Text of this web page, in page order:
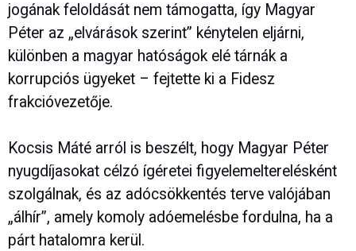
jogának feloldását nem támogatta, így Magyar
Péter az „elvárások szerint” kénytelen eljárni,
különben a magyar hatóságok elé tárnák a
korrupciós ügyeket – fejtette ki a Fidesz
frakcióvezetője.
Kocsis Máté arról is beszélt, hogy Magyar Péter
nyugdíjasokat célzó ígéretei figyelemelterelésként
szolgálnak, és az adócsökkentés terve valójában
„álhír”, amely komoly adóemelésbe fordulna, ha a
párt hatalomra kerül.